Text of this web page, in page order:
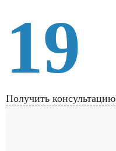
19
Получить консультацию